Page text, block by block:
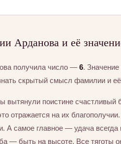
Арданова и её
получила число — 6.
скрытый смысл фамилии и
вытянули поистине счастливый
отражается на их
А самое главное — удача
— быть на высоте. Все тяготы